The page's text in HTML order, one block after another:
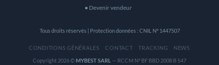
● Devenir vendeur
Tous droits réservés | Protection données : CNIL N° 1447507
CONDITIONS GÉNÉRALES CONTACT TRACKING
NEWS
Copyright 2026 © MYBEST SARL — RCCM N° BF BBD 2008 B 547